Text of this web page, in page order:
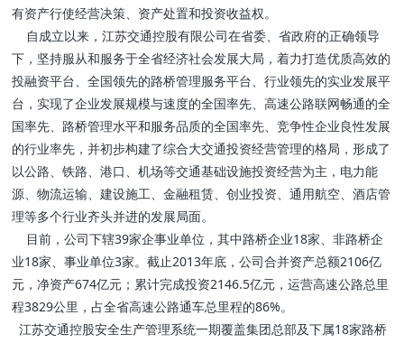
有资产行使经营决策、资产处置和投资收益权。
自成立以来，江苏交通控股有限公司在省委、省政府的正确领导
下，坚持服从和服务于全省经济社会发展大局，着力打造优质高效的
投融资平台、全国领先的路桥管理服务平台、行业领先的实业发展平
台，实现了企业发展规模与速度的全国率先、高速公路联网畅通的全
国率先、路桥管理水平和服务品质的全国率先、竞争性企业良性发展
的行业率先，并初步构建了综合大交通投资经营管理的格局，形成了
以公路、铁路、港口、机场等交通基础设施投资经营为主，电力能
源、物流运输、建设施工、金融租赁、创业投资、通用航空、酒店管
理等多个行业齐头并进的发展局面。
目前，公司下辖39家企事业单位，其中路桥企业18家、非路桥企
业18家、事业单位3家。截止2013年底，公司合并资产总额2106亿
元，净资产674亿元；累计完成投资2146.5亿元，运营高速公路总里
程3829公里，占全省高速公路通车总里程的86%。
江苏交通控股安全生产管理系统一期覆盖集团总部及下属18家路桥